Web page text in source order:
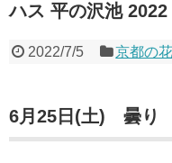
ハス 平の沢池 2022
2022/7/5 京都の
6月25日(土) 曇り